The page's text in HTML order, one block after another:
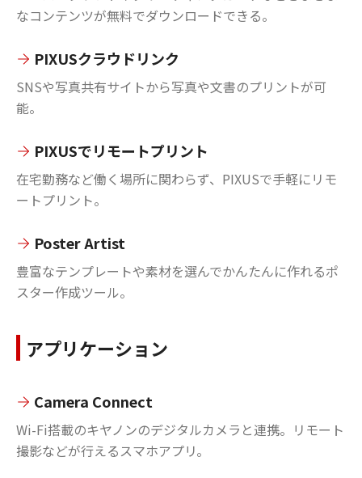
なコンテンツが無料でダウンロードできる。
PIXUSクラウドリンク
SNSや写真共有サイトから写真や文書のプリントが可
能。
PIXUSでリモートプリント
在宅勤務など働く場所に関わらず、PIXUSで手軽にリモ
ートプリント。
Poster Artist
豊富なテンプレートや素材を選んでかんたんに作れるポ
スター作成ツール。
アプリケーション
Camera Connect
Wi-Fi搭載のキヤノンのデジタルカメラと連携。リモート
撮影などが行えるスマホアプリ。